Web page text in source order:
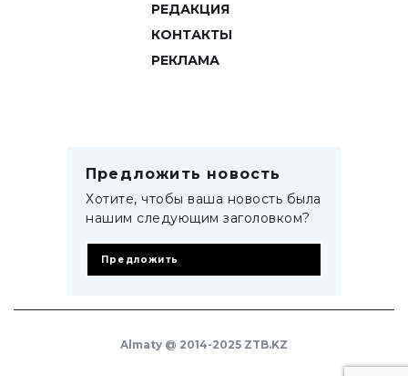
РЕДАКЦИЯ
КОНТАКТЫ
РЕКЛАМА
Предложить новость
Хотите, чтобы ваша новость была
нашим следующим заголовком?
Предложить
Almaty @ 2014-2025 ZTB.KZ